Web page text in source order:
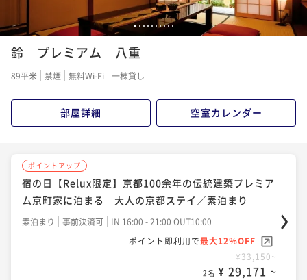
1 2 3 4 5 678910
鈴 プレミアム 八重
89平米 禁煙 無料Wi-Fi 一棟貸し
部屋詳細 空室カレンダー
ポイントアップ
宿の日【Relux限定】京都100余年の伝統建築プレミア
ム京町家に泊まる 大人の京都ステイ／素泊まり
素泊まり 事前決済可
IN 16:00 - 21:00 OUT10:00
ポイント即利用で最大12％OFF
¥33,150~
2名 ¥ 29,171 ~